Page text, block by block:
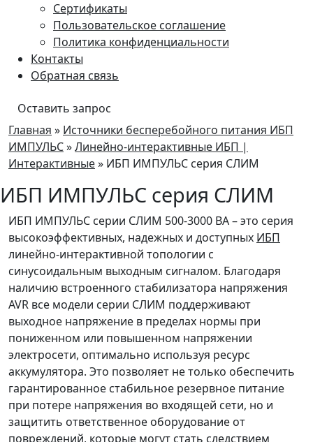
Сертификаты
Пользовательское соглашение
Политика конфиденциальности
Контакты
Обратная связь
Оставить запрос
Главная » Источники бесперебойного питания ИБП
ИМПУЛЬС»Линейно-интерактивные ИБП |
Интерактивные» ИБП ИМПУЛЬС серия СЛИМ
ИБП ИМПУЛЬС серия СЛИМ
ИБП ИМПУЛЬС серии СЛИМ 500-3000 ВА – это серия
высокоэффективных, надежных и доступных ИБП
линейно-интерактивной топологии с
синусоидальным выходным сигналом. Благодаря
наличию встроенного стабилизатора напряжения
AVR все модели серии СЛИМ поддерживают
выходное напряжение в пределах нормы при
пониженном или повышенном напряжении
электросети, оптимально используя ресурс
аккумулятора. Это позволяет не только обеспечить
гарантированное стабильное резервное питание
при потере напряжения во входящей сети, но и
защитить ответственное оборудование от
повреждений, которые могут стать следствием